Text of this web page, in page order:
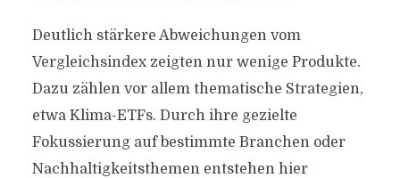
Deutlich stärkere Abweichungen vom
Vergleichsindex zeigten nur wenige Produkte.
Dazu zählen vor allem thematische Strategien,
etwa Klima-ETFs. Durch ihre gezielte
Fokussierung auf bestimmte Branchen oder
Nachhaltigkeitsthemen entstehen hier